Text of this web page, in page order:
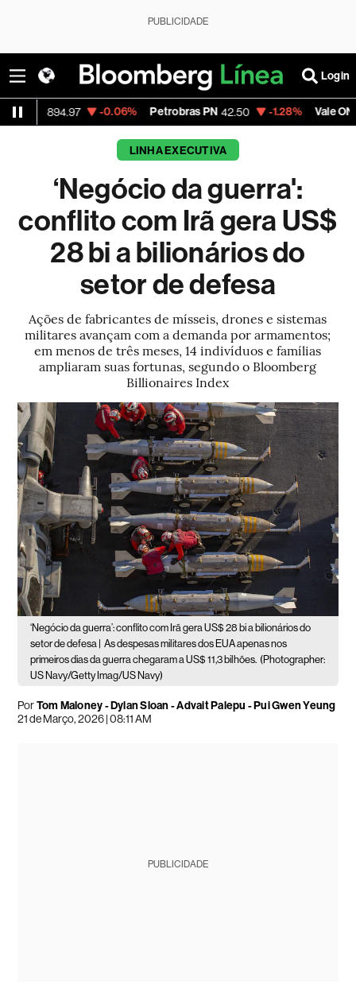
PUBLICIDADE
Login
-0.06% Petrobras PN 42.50 -1.28% Vale ON 76.31
LINHA EXECUTIVA
‘Negócio da guerra':
conflito com Irã gera US$
28 bi a bilionários do
setor de defesa
Ações de fabricantes de mísseis, drones e sistemas
militares avançam com a demanda por armamentos;
em menos de três meses, 14 indivíduos e famílias
ampliaram suas fortunas, segundo o Bloomberg
Billionaires Index
‘Negócio da guerra’: conflito com Irã gera US$ 28 bi a bilionários do
setor de defesa |
As despesas militares dos EUA apenas nos
primeiros dias da guerra chegaram a US$ 11,3 bilhões. (Photographer:
US Navy/Getty Imag/US Navy)
PorTom Maloney - Dylan Sloan - Advait Palepu - Pui Gwen Yeung
21 de Março, 2026 | 08:11 AM
PUBLICIDADE